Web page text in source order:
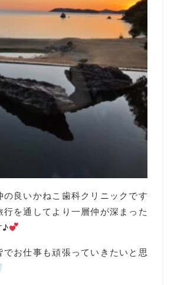
の良いかねこ歯科クリニックです
行を通してより一層仲が深まった
♪
でお仕事も頑張っていきたいと思